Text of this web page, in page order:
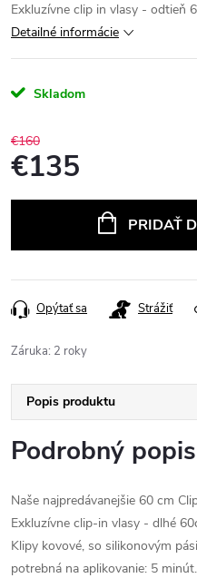
Exkluzívne clip in vlasy - odtieň
Detailné informácie
Skladom
€160
€135
PRIDAŤ
Opýtať sa Strážiť
Záruka: 2 roky
Popis produktu
Podrobný popis
Naše najpredávanejšie 60 cm
Exkluzívne clip-in vlasy - dlhé
Klipy kovové, so silikonovým
potrebná na aplikovanie: 5